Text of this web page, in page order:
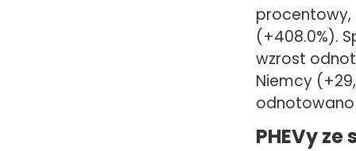
procentowy,
(+408.0%).
wzrost
Niemcy
odnotowano
PHEVy